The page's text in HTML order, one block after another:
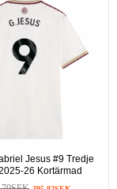
Jesus #9 Tredje
26 Kortärmad